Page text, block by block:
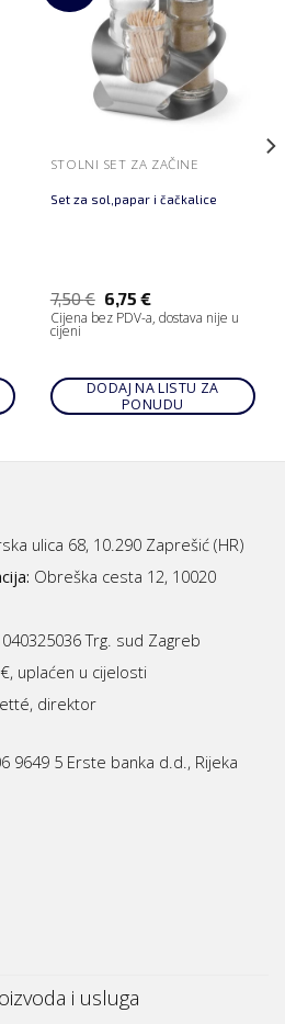
STOLNI SET ZA ZAČINE
Set za sol,papar i čačkalice
7,50€ 6,75€
Cijena bez PDV-a, dostava nije u
cijeni
DODAJ NA LISTU ZA
PONUDU
ulica 68, 10.290 Zaprešić (HR)
Obreška cesta 12, 10020
040325036 Trg. sud Zagreb
uplaćen u cijelosti
direktor
9649 5 Erste banka d.d., Rijeka
i usluga